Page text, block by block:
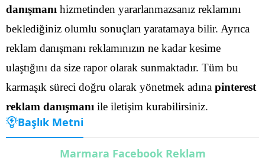
danışmanı hizmetinden yararlanmazsanız reklamını
beklediğiniz olumlu sonuçları yaratamaya bilir. Ayrıca
reklam danışmanı reklamınızın ne kadar kesime
ulaştığını da size rapor olarak sunmaktadır. Tüm bu
karmaşık süreci doğru olarak yönetmek adına pinterest
reklam danışmanı ile iletişim kurabilirsiniz.
Başlık Metni
Marmara Facebook Reklam